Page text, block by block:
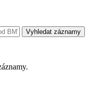
Vyhledat záznamy